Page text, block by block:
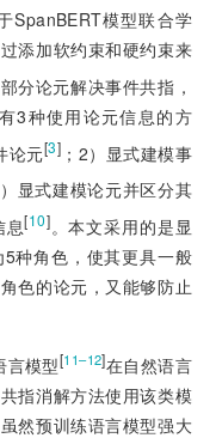
SpanBERT模型联合学
添加软约束和硬约束来
分论元解决事件共指，
3种使用论元信息的方
论元[3] ；2）显式建模事
）显式建模论元并区分其
息[10]。本文采用的是显
种角色，使其更具一般
色的论元，又能够防止
言模型[11–12]在自然语言
指消解方法使用该类模
然预训练语言模型强大